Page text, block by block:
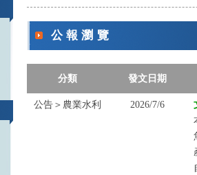
公報瀏覽
分類 發文日期
公告＞農業水利 2026/7/6